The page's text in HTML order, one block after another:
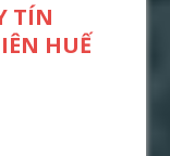
TÍN
HUẾ